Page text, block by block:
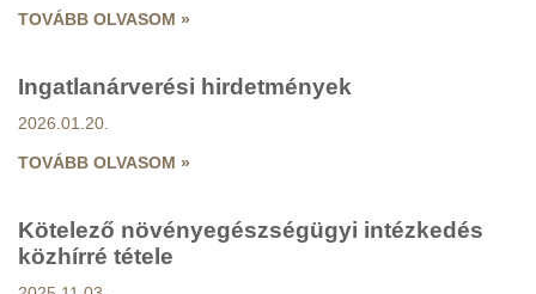
TOVÁBB OLVASOM »
Ingatlanárverési hirdetmények
2026.01.20.
TOVÁBB OLVASOM »
Kötelező növényegészségügyi intézkedés
közhírré tétele